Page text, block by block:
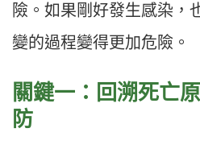
險。如果剛好發生感染，
變的過程變得更加危險。
關鍵一：回溯死亡
防